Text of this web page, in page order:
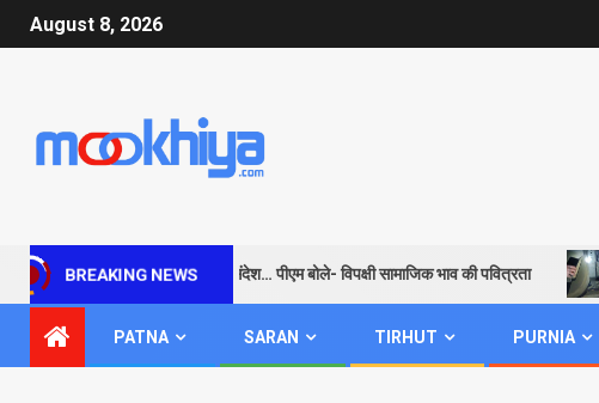
August 8, 2026
BREAKING NEWS
राम के जरिए विपक्ष को सबक और संदेश… पीएम बोले- विपक्षी सामाजिक भाव की पवित्रता
PATNA SARAN TIRHUT PURNIA